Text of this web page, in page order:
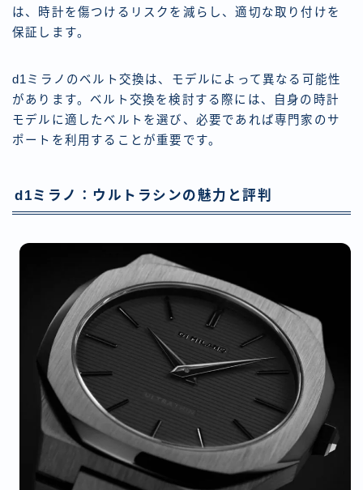
は、時計を傷つけるリスクを減らし、適切な取り付けを
保証します。
d1ミラノのベルト交換は、モデルによって異なる可能性
があります。ベルト交換を検討する際には、自身の時計
モデルに適したベルトを選び、必要であれば専門家のサ
ポートを利用することが重要です。
d1ミラノ：ウルトラシンの魅力と評判